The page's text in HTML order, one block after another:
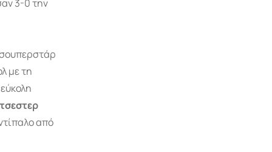
3-0 την
με τη
από